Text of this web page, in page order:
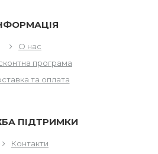
О нас
програма
та оплата
ПІДТРИМКИ
Контакти